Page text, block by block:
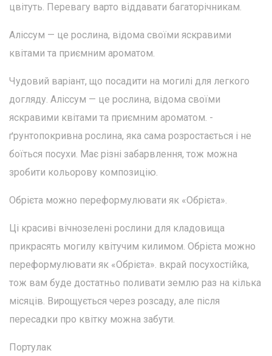
цвітуть. Перевагу варто віддавати багаторічникам.
Аліссум — це рослина, відома своїми яскравими
квітами та приємним ароматом.
Чудовий варіант, що посадити на могилі для легкого
догляду. Аліссум — це рослина, відома своїми
яскравими квітами та приємним ароматом. -
ґрунтопокривна рослина, яка сама розростається і не
боїться посухи. Має різні забарвлення, тож можна
зробити кольорову композицію.
Обрієта можно переформулювати як «Обрієта».
Ці красиві вічнозелені рослини для кладовища
прикрасять могилу квітучим килимом. Обрієта можно
переформулювати як «Обрієта». вкрай посухостійка,
тож вам буде достатньо поливати землю раз на кілька
місяців. Вирощується через розсаду, але після
пересадки про квітку можна забути.
Портулак